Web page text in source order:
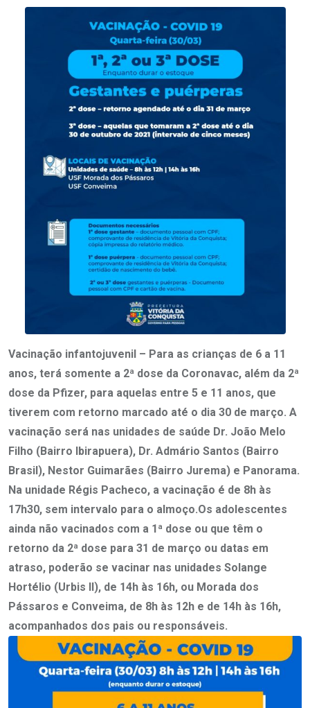
Vacinação infantojuvenil – Para as crianças de 6 a 11
anos, terá somente a 2ª dose da Coronavac, além da 2ª
dose da Pfizer, para aquelas entre 5 e 11 anos, que
tiverem com retorno marcado até o dia 30 de março. A
vacinação será nas unidades de saúde Dr. João Melo
Filho (Bairro Ibirapuera), Dr. Admário Santos (Bairro
Brasil), Nestor Guimarães (Bairro Jurema) e Panorama.
Na unidade Régis Pacheco, a vacinação é de 8h às
17h30, sem intervalo para o almoço.Os adolescentes
ainda não vacinados com a 1ª dose ou que têm o
retorno da 2ª dose para 31 de março ou datas em
atraso, poderão se vacinar nas unidades Solange
Hortélio (Urbis II), de 14h às 16h, ou Morada dos
Pássaros e Conveima, de 8h às 12h e de 14h às 16h,
acompanhados dos pais ou responsáveis.